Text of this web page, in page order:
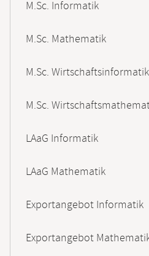
M.Sc. Informatik
M.Sc. Mathematik
M.Sc. Wirtschaftsinformatik
M.Sc.
LAaG Informatik
LAaG Mathematik
Exportangebot Informatik
Exportangebot